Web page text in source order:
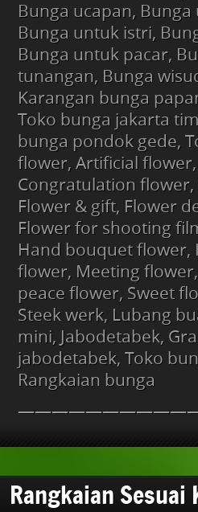
Bunga ucapan,
Bunga untuk istri,
Bunga untuk pacar,
tunangan, Bunga
Karangan bunga
Toko bunga jakarta
bunga pondok gede,
flower, Artificial
Congratulation
Flower & gift, Flower
Flower for shooting
Hand bouquet flower,
flower, Meeting
peace flower, Sweet
Steek werk, Lubang
mini, Jabodetabek,
jabodetabek, Toko
Rangkaian bunga
Rangkaian